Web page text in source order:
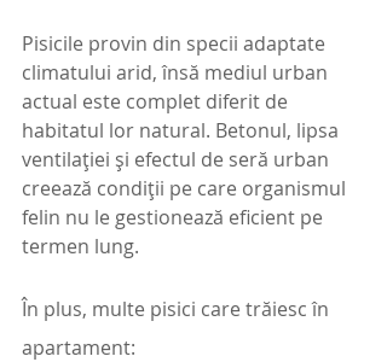
Pisicile provin din specii adaptate
climatului arid, însă mediul urban
actual este complet diferit de
habitatul lor natural. Betonul, lipsa
ventilației și efectul de seră urban
creează condiții pe care organismul
felin nu le gestionează eficient pe
termen lung.
În plus, multe pisici care trăiesc în
apartament: